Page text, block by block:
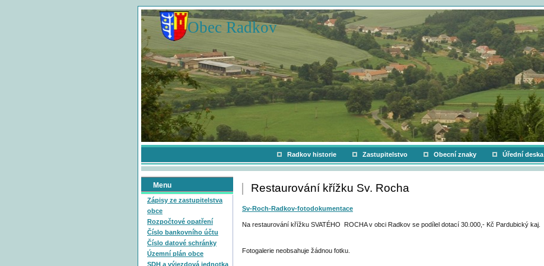
Obec Radkov
Radkov historie Zastupitelstvo Obecní znaky Úřední deska
Menu
Zápisy ze zastupitelstva
obce
Rozpočtové opatření
Číslo bankovního účtu
Číslo datové schránky
Územní plán obce
SDH a výjezdová jednotka
Restaurování křížku Sv. Rocha
Sv-Roch-Radkov-fotodokumentace
Na restaurování křížku SVATÉHO ROCHA v obci Radkov se podílel dotací 30.000,- Kč Pardubický kaj.
Fotogalerie neobsahuje žádnou fotku.